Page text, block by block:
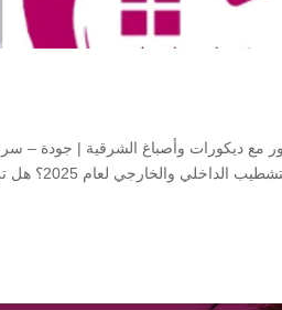
الدهان والديكور مع ديكورات وأصباغ الشرقية |
صباغ القطيف محترف